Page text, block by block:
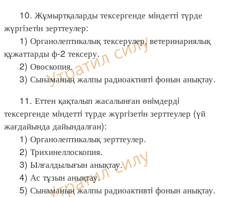
10. Жұмыртқаларды тексергенде мiндеттi түрде
жүргiзетiн зерттеулер:
1) Органолептикалық тексерулер, ветеринариялық
құжаттарды ф-2 тексеру.
2) Овоскопия.
3) Сынаманың жалпы радиоактивтi фонын анықтау.
11. Еттен қақталып жасалынған өнiмдердi
тексергенде мiндеттi түрде жүргiзетiн зерттеулер (үй
жағдайында дайындалған):
1) Органолептикалық зерттеулер.
2) Трихинеллоскопия.
3) Ылғалдылығын анықтау.
4) Ас тұзын анықтау.
5) Сынаманың жалпы радиоактивтi фонын анықтау.